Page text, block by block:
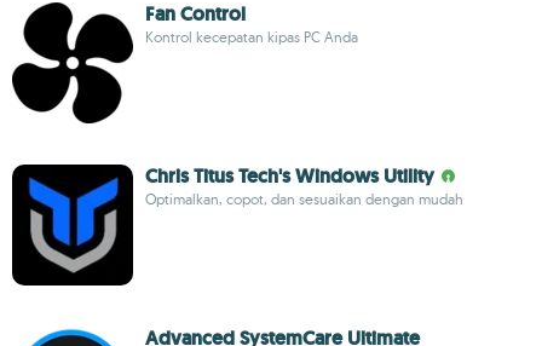
Fan Control
Kontrol kecepatan kipas PC Anda
Chris Titus Tech's Windows Utility
Optimalkan, copot, dan sesuaikan dengan mudah
Advanced SystemCare Ultimate